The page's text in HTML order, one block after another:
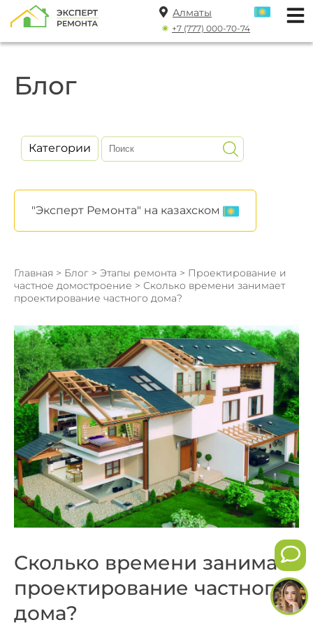
Алматы
+7 (777) 000-70-74
Блог
Категории
"Эксперт Ремонта" на казахском
Главная > Блог > Этапы ремонта > Проектирование и
частное домостроение > Сколько времени занимает
проектирование частного дома?
Сколько времени занимает
проектирование частного
дома?